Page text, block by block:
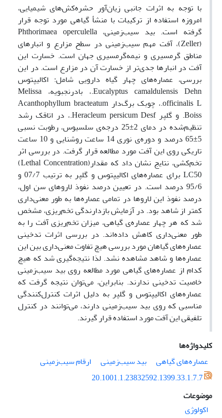
با توجه به اثرات جانبی زیان‌آور حشره‌کش‌های شیمیایی،
امروزه استفاده از ترکیبات با منشأ گیاهی مورد توجه قرار
گرفته است. بید سیب‌زمینی، Phthorimaea operculella
(Zeller)، آفت مهم سیب‌زمینی در سطح مزارع و انبارهای
مناطق گرمسیری و نیمه‌گرمسیری جهان است. خسارت این
آفت در انبارها جدی‌تر از خسارت آن در مزارع است. در این
بررسی، عصاره‌های چهار گیاه دارویی شامل: اکالیپتوس
Eucalyptus camaldulensis Dehn.، بادرنجبویه، Melissa
officinalis L.، چوبک برگ‌دار Acanthophyllum bracteatum
Boiss. و گلپر Heracleum persicum Desf.، در اتاقک رشد
تنظیم‌شده در دمای 2±25 درجه‌ی سلسیوس، رطوبت نسبی
5±65 درصد و دوره‌ی نوری 14 ساعت روشنایی و 10 ساعت
تاریکی روی این آفت مورد مطالعه قرار گرفت. در بررسی اثر
تخم‌کشی، نتایج نشان داد که مقدار(Lethal Concentration)
LC50 برای عصاره‌های اکالیپتوس و گلپر به ترتیب 07/7 و
95/6 درصد است. در تعیین درصد نفوذ لاروهای سن اول،
درصد نفوذ این لاروها در تمامی عصاره‌ها به طور معنی‌داری
کمتر از شاهد بود. در آزمایش بازدارندگی تخم‌ریزی، مشخص
شد که هر چهار عصاره‌ی گیاهی، میزان تخم‌ریزی آفت را به
طور معنی‌داری کاهش داده‌اند. در بررسی اثرات تدخینی
عصاره‌های گیاهان مورد بررسی هیچ تفاوت معنی‌داری بین این
عصاره‌ها و شاهد مشاهده نشد. لذا نتیجه‌گیری شد که هیچ
کدام از عصاره‌های گیاهی مورد مطالعه روی بید سیب‌زمینی
خاصیت تدخینی ندارند. بنابراین، می‌توان نتیجه گرفت که
عصاره‌های اکالیپتوس و گلپر به دلیل اثرات کنترل‌کنندگی
مناسبی که روی بید سیب‌زمینی دارند، می‌توانند در کنترل
تلفیقی این آفت مورد استفاده قرار گیرند.
کلیدواژه‌ها
عصاره‌های گیاهی
بید سیب‌زمینی
ارقام سیب‌زمینی
20.1001.1.23832592.1399.33.1.7.7
موضوعات
اکولوژی